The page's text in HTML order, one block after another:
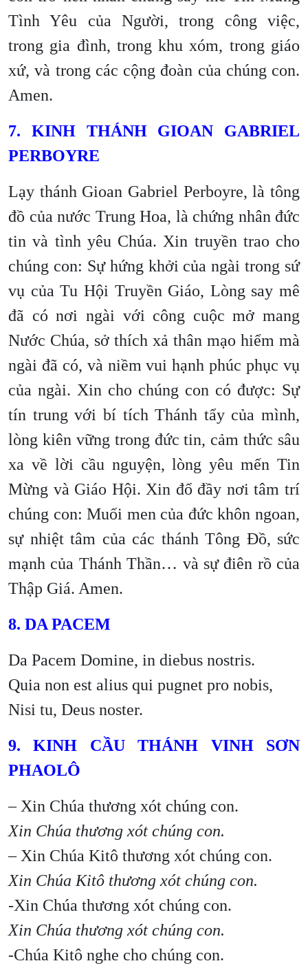
Tình Yêu của Người, trong công việc,
trong gia đình, trong khu xóm, trong giáo
xứ, và trong các cộng đoàn của chúng con.
Amen.
7. KINH THÁNH GIOAN GABRIEL
PERBOYRE
Lạy thánh Gioan Gabriel Perboyre, là tông
đồ của nước Trung Hoa, là chứng nhân đức
tin và tình yêu Chúa. Xin truyền trao cho
chúng con: Sự hứng khởi của ngài trong sứ
vụ của Tu Hội Truyền Giáo, Lòng say mê
đã có nơi ngài với công cuộc mở mang
Nước Chúa, sở thích xả thân mạo hiểm mà
ngài đã có, và niềm vui hạnh phúc phục vụ
của ngài. Xin cho chúng con có được: Sự
tín trung với bí tích Thánh tẩy của mình,
lòng kiên vững trong đức tin, cảm thức sâu
xa về lời cầu nguyện, lòng yêu mến Tin
Mừng và Giáo Hội. Xin đổ đầy nơi tâm trí
chúng con: Muối men của đức khôn ngoan,
sự nhiệt tâm của các thánh Tông Đồ, sức
mạnh của Thánh Thần… và sự điên rồ của
Thập Giá. Amen.
8. DA PACEM
Da Pacem Domine, in diebus nostris.
Quia non est alius qui pugnet pro nobis,
Nisi tu, Deus noster.
9. KINH CẦU THÁNH VINH SƠN
PHAOLÔ
– Xin Chúa thương xót chúng con.
Xin Chúa thương xót chúng con.
– Xin Chúa Kitô thương xót chúng con.
Xin Chúa Kitô thương xót chúng con.
-Xin Chúa thương xót chúng con.
Xin Chúa thương xót chúng con.
-Chúa Kitô nghe cho chúng con.